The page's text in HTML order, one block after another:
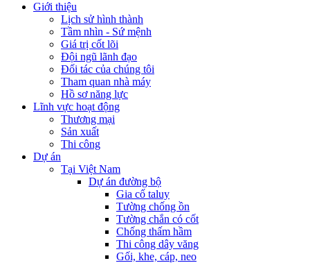
Giới thiệu
Lịch sử hình thành
Tầm nhìn - Sứ mệnh
Giá trị cốt lõi
Đội ngũ lãnh đạo
Đối tác của chúng tôi
Tham quan nhà máy
Hồ sơ năng lực
Lĩnh vực hoạt động
Thương mại
Sản xuất
Thi công
Dự án
Tại Việt Nam
Dự án đường bộ
Gia cố taluy
Tường chống ồn
Tường chắn có cốt
Chống thấm hầm
Thi công dây văng
Gối, khe, cáp, neo